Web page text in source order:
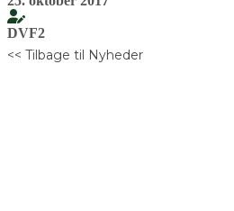
DVF2
<< Tilbage til Nyheder